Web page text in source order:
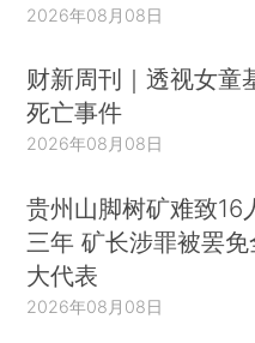
2026年08月08日
财新周刊｜透视女童
死亡事件
2026年08月08日
贵州山脚树矿难致16
三年 矿长涉罪被罢免
大代表
2026年08月08日